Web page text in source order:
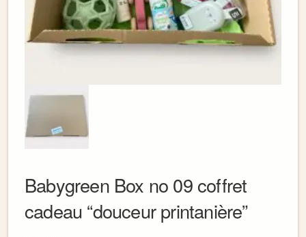
Babygreen Box no 09 coffret
cadeau “douceur printanière”